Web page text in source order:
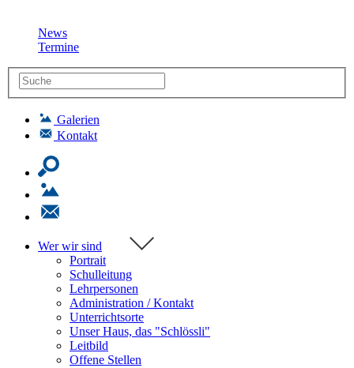
News
Termine
Galerien
Kontakt
Wer wir sind
Portrait
Schulleitung
Lehrpersonen
Administration / Kontakt
Unterrichtsorte
Unser Haus, das "Schlössli"
Leitbild
Offene Stellen